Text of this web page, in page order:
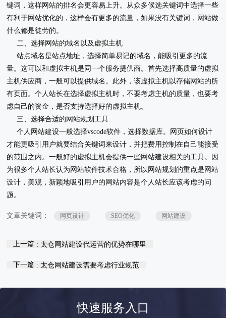
键词，这样网站的排名会更容易上升。从众多候选关键词中选择一些
有利于网站优化的，这样会有更多的流量，如果没有关键词，网站做
什么都是徒劳的。
二、选择网站的域名以及虚拟主机
站点域名是站点地址，选择简单易记的域名，能吸引更多的流
量。这可以和虚拟主机是同一个服务提供商。首先选择高质量的虚拟
主机供应商，一般可以提供域名。此外，该虚拟主机以存储网站的所
有页面。个人站长在选择虚拟主机时，不要考虑主机的质量，也要考
虑自己的资金，是否支持选择好的虚拟主机。
三、选择合适的网站规划工具
个人网站建设一般选择vscode软件，选择数据库。网页如何设计
才能更吸引用户就要结合关键词来设计，并把费用控制在自己能接受
的范围之内。一般好的虚拟主机会提供一些网站建设相关的工具。因
为很多个人站长认为网站软件技术合格，所以网站规划的重点是网站
设计，美观，新颖地吸引用户的网站内容是个人站长应该考虑的问
题。
文章关键词： 网页设计 SEO优化 网站建设
上一篇 : 太仓网站建设代运营的优势在哪里
下一篇 : 太仓网站建设需要考虑行业规范
快速服务入口